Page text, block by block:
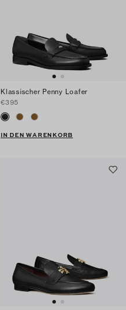
Klassischer Penny Loafer
€395
IN DEN WARENKORB